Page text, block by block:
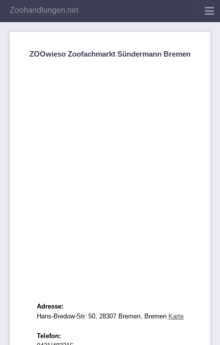
Zoohandlungen.net
ZOOwieso Zoofachmarkt Sündermann Bremen
Adresse:
Hans-Bredow-Str. 50, 28307 Bremen, Bremen Karte
Telefon: